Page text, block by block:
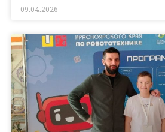
09.04.2026